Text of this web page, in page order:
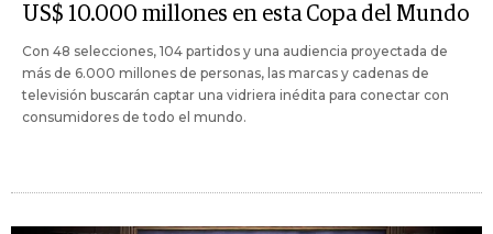
US$ 10.000 millones en esta Copa del Mundo
Con 48 selecciones, 104 partidos y una audiencia proyectada de
más de 6.000 millones de personas, las marcas y cadenas de
televisión buscarán captar una vidriera inédita para conectar con
consumidores de todo el mundo.